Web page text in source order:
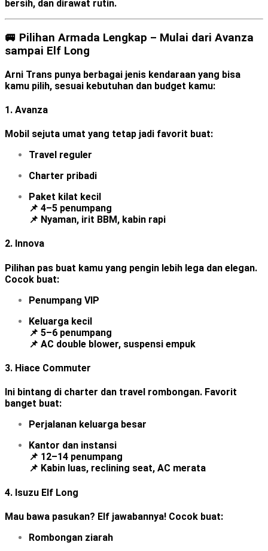
bersih, dan dirawat rutin.
🚐 Pilihan Armada Lengkap – Mulai dari Avanza
sampai Elf Long
Arni Trans punya berbagai jenis kendaraan yang bisa
kamu pilih, sesuai kebutuhan dan budget kamu:
1. Avanza
Mobil sejuta umat yang tetap jadi favorit buat:
Travel reguler
Charter pribadi
Paket kilat kecil
📌 4–5 penumpang
📌 Nyaman, irit BBM, kabin rapi
2. Innova
Pilihan pas buat kamu yang pengin lebih lega dan elegan.
Cocok buat:
Penumpang VIP
Keluarga kecil
📌 5–6 penumpang
📌 AC double blower, suspensi empuk
3. Hiace Commuter
Ini bintang di charter dan travel rombongan. Favorit
banget buat:
Perjalanan keluarga besar
Kantor dan instansi
📌 12–14 penumpang
📌 Kabin luas, reclining seat, AC merata
4. Isuzu Elf Long
Mau bawa pasukan? Elf jawabannya! Cocok buat:
Rombongan ziarah